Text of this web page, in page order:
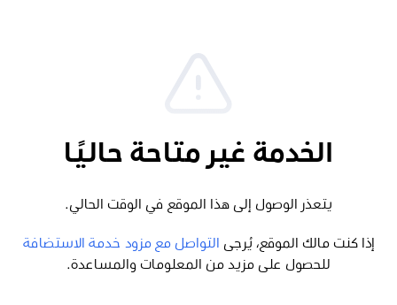
الخدمة غير متاحة حاليًا
يتعذر الوصول إلى هذا الموقع في الوقت الحالي.
إذا كنت مالك الموقع، يُرجى
التواصل مع مزود خدمة الاستضافة
للحصول على مزيد من المعلومات والمساعدة.